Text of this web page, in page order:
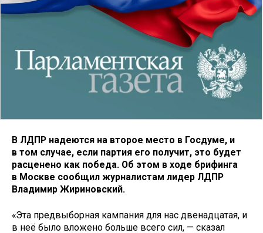
В ЛДПР надеются на второе место в Госдуме, и
в том случае, если партия его получит, это будет
расценено как победа. Об этом в ходе брифинга
в Москве сообщил журналистам лидер ЛДПР
Владимир Жириновский.
«Эта предвыборная кампания для нас двенадцатая, и
в неё было вложено больше всего сил, — сказал